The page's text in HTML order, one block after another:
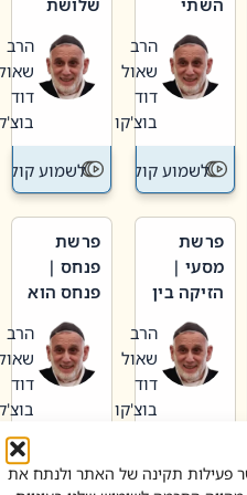
פעילות תקינה של האתר ולנתח את
וערב של
חיינו
הרב
שאול
דוד
בוצ'קו
לשמוע קול תורה – מדרש
האבות
הרב
שאול
דוד
בוצ'קו
לשמוע קול
פרשת
מסעי |
הזיקה בין
הגדול לעם הרב
שאול
דוד
בוצ'קו
לשמוע קול תורה – מדרש
פרשת
פנחס |
פנחס הוא
אליהו: בין
קנאות
הורסת
לקנאות
בונה
הרב
שאול
דוד
בוצ'קו
לשמוע קול